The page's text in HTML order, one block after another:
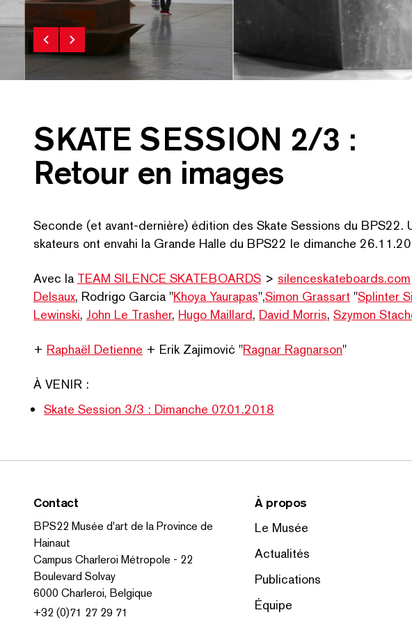
Skate Session 26.11.2017 © BPS22
Raphaël Detienne in BPS22 - Paving Space.
Raphaël Zarka 2017 © BPS22
SKATE SESSION 2/3 :
Retour en images
Seconde (et avant-dernière) édition des Skate Sessions du BPS22.
skateurs ont envahi la Grande Halle du BPS22 le dimanche
Avec la TEAM SILENCE SKATEBOARDS > silenceskate​boards​.com
Delsaux, Rodrigo Garcia "Khoya Yaurapas",Simon Grassart "Splinter
Lewinski, John Le Trasher, Hugo Maillard, David Morris, Szymon
+ Raphaël Detienne + Erik Zajimović "Ragnar Ragnarson"
À VENIR :
Skate Session 3/3 : Dimanche 07.01.2018
Contact
BPS22 Musée d'art de la Province de
Hainaut
Campus Charleroi Métropole - 22
Boulevard Solvay
6000 Charleroi, Belgique
+32 (0)71 27 29 71
À propos
Le Musée
Actualités
Publications
Équipe